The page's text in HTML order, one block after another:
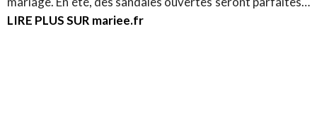
LIRE PLUS SUR mariee.fr